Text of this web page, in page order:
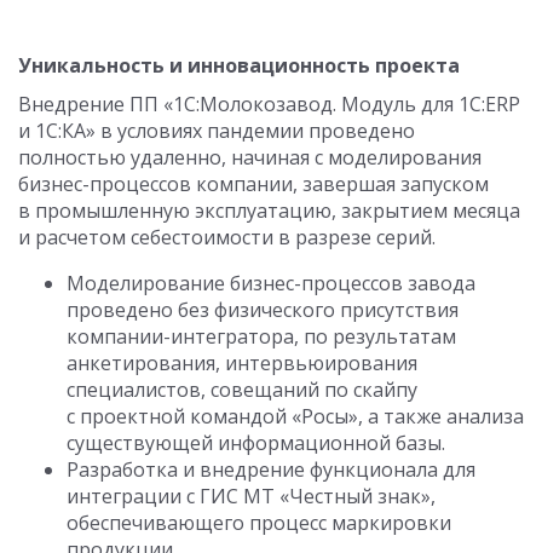
Уникальность и инновационность проекта
Внедрение ПП «1С:Молокозавод. Модуль для 1С:ERP
и 1С:КА» в условиях пандемии проведено
полностью удаленно, начиная с моделирования
бизнес-процессов компании, завершая запуском
в промышленную эксплуатацию, закрытием месяца
и расчетом себестоимости в разрезе серий.
Моделирование бизнес-процессов завода
проведено без физического присутствия
компании-интегратора, по результатам
анкетирования, интервьюирования
специалистов, совещаний по скайпу
с проектной командой «Росы», а также анализа
существующей информационной базы.
Разработка и внедрение функционала для
интеграции с ГИС МТ «Честный знак»,
обеспечивающего процесс маркировки